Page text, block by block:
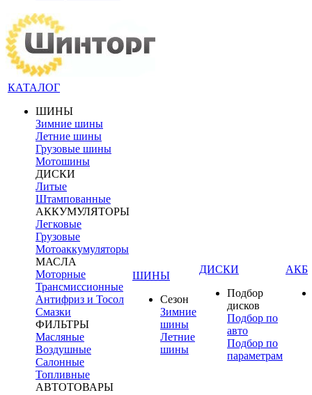
КАТАЛОГ
ШИНЫ
Зимние шины
Летние шины
Грузовые шины
Мотошины
ДИСКИ
Литые
Штампованные
АККУМУЛЯТОРЫ
Легковые
Грузовые
Мотоаккумуляторы
МАСЛА
Моторные
Трансмиссионные
Антифриз и Тосол
Смазки
ФИЛЬТРЫ
Масляные
Воздушные
Салонные
Топливные
АВТОТОВАРЫ
ШИНЫ
Сезон
Зимние
шины
Летние
шины
ДИСКИ
Подбор
дисков
Подбор по
авто
Подбор по
параметрам
АКБ